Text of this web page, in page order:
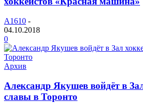
A1610 -
04.10.2018
0
Архив
Александр Якушев войдёт в
славы в Торонто